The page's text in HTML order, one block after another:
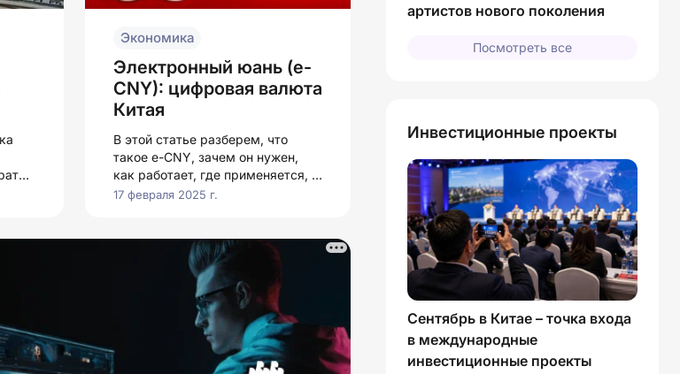
Экономика
Электронный юань (e-
CNY): цифровая валюта
Китая
В этой статье разберем, что
такое e-CNY, зачем он нужен,
как работает, где применяется, а
также какие перспективы его
17 февраля 2025 г.
артистов нового поколения
Посмотреть все
Инвестиционные проекты
Сентябрь в Китае – точка входа
в международные
инвестиционные проекты